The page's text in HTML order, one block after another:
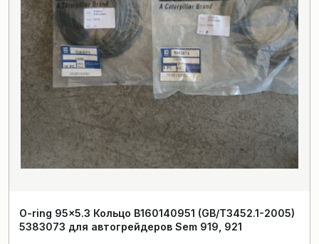
O-ring 95×5.3 Кольцо B160140951 (GB/T3452.1-2005)
5383073 для автогрейдеров Sem 919, 921